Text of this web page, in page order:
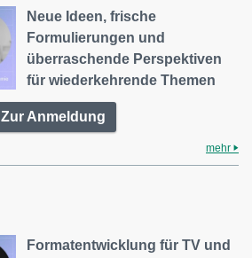
Neue Ideen, frische
Formulierungen und
überraschende Perspektiven
für wiederkehrende Themen
Zur Anmeldung
mehr
Formatentwicklung für TV und